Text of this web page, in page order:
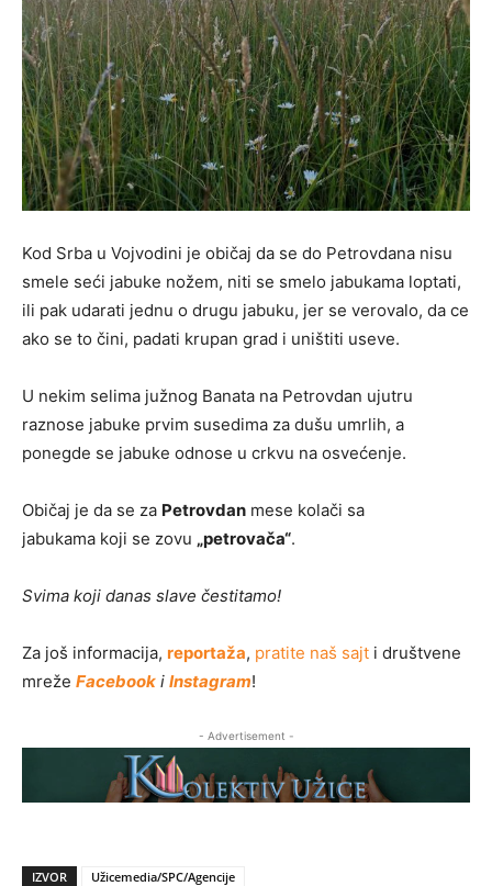
Kod Srba u Vojvodini je običaj da se do Petrovdana nisu
smele seći jabuke nožem, niti se smelo jabukama loptati,
ili pak udarati jednu o drugu jabuku, jer se verovalo, da ce
ako se to čini, padati krupan grad i uništiti useve.
U nekim selima južnog Banata na Petrovdan ujutru
raznose jabuke prvim susedima za dušu umrlih, a
ponegde se jabuke odnose u crkvu na osvećenje.
Običaj je da se za Petrovdan mese kolači sa
jabukama koji se zovu „petrovača“.
Svima koji danas slave čestitamo!
Za još informacija, reportaža, pratite naš sajt i društvene
mreže Facebook i Instagram!
- Advertisement -
IZVOR
Užicemedia/SPC/Agencije